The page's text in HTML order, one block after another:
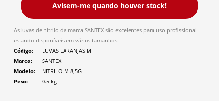
Avisem-me quando houver stock!
As luvas de nitrilo da marca SANTEX são excelentes para uso profissional,
estando disponíveis em vários tamanhos.
Código
LUVAS LARANJAS M
Marca
SANTEX
Modelo
NITRILO M 8,5G
Peso
0.5 kg